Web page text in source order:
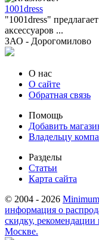
1001dress
"1001dress"
аксессуаров ...
ЗАО - Дорогомилово
О нас
О сайте
Обратная связь
Помощь
Добавить
Владельцу
Разделы
Статьи
Карта сайта
© 2004 - 2026
информация о
скидку, рекомендации
Москве.